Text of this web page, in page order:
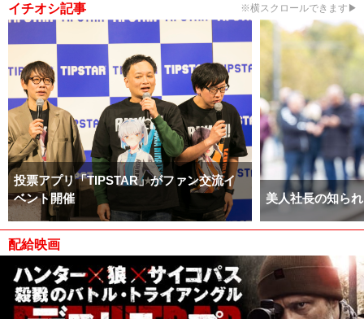
イチオシ記事 ※横スクロールできます▶
投票アプリ「TIPSTAR」がファン交流イ
ベント開催
美人社長の知ら
配給映画